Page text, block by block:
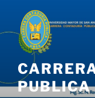
contenido
PUBLICA